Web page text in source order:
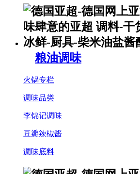
粮油调味
火锅专栏
调味品类
李锦记调味
豆瓣辣椒酱
调味底料